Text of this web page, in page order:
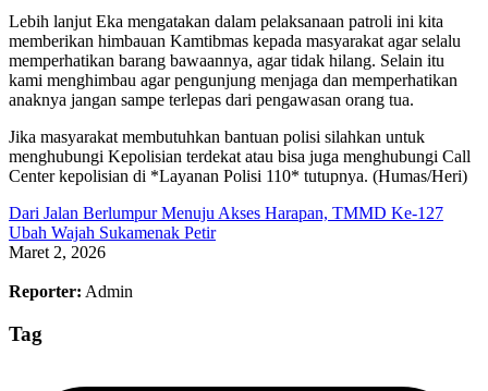
Lebih lanjut Eka mengatakan dalam pelaksanaan patroli ini kita
memberikan himbauan Kamtibmas kepada masyarakat agar selalu
memperhatikan barang bawaannya, agar tidak hilang. Selain itu
kami menghimbau agar pengunjung menjaga dan memperhatikan
anaknya jangan sampe terlepas dari pengawasan orang tua.
Jika masyarakat membutuhkan bantuan polisi silahkan untuk
menghubungi Kepolisian terdekat atau bisa juga menghubungi Call
Center kepolisian di *Layanan Polisi 110* tutupnya. (Humas/Heri)
Dari Jalan Berlumpur Menuju Akses Harapan, TMMD Ke-127
Ubah Wajah Sukamenak Petir
Maret 2, 2026
Reporter: Admin
Tag